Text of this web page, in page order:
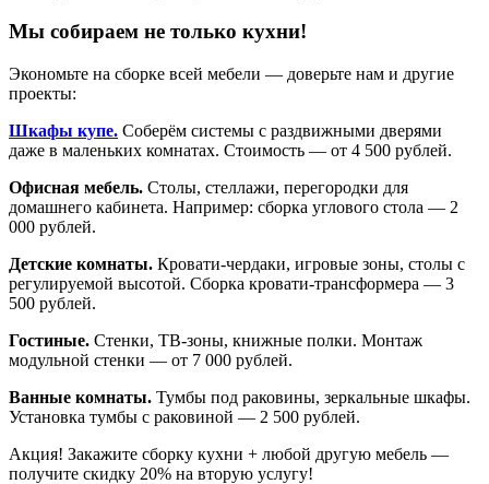
Мы собираем не только кухни!
Экономьте на сборке всей мебели — доверьте нам и другие
проекты:
Шкафы купе. Соберём системы с раздвижными дверями
даже в маленьких комнатах. Стоимость — от 4 500 рублей.
Офисная мебель. Столы, стеллажи, перегородки для
домашнего кабинета. Например: сборка углового стола — 2
000 рублей.
Детские комнаты. Кровати-чердаки, игровые зоны, столы с
регулируемой высотой. Сборка кровати-трансформера — 3
500 рублей.
Гостиные. Стенки, ТВ-зоны, книжные полки. Монтаж
модульной стенки — от 7 000 рублей.
Ванные комнаты. Тумбы под раковины, зеркальные шкафы.
Установка тумбы с раковиной — 2 500 рублей.
Акция! Закажите сборку кухни + любой другую мебель —
получите скидку 20% на вторую услугу!